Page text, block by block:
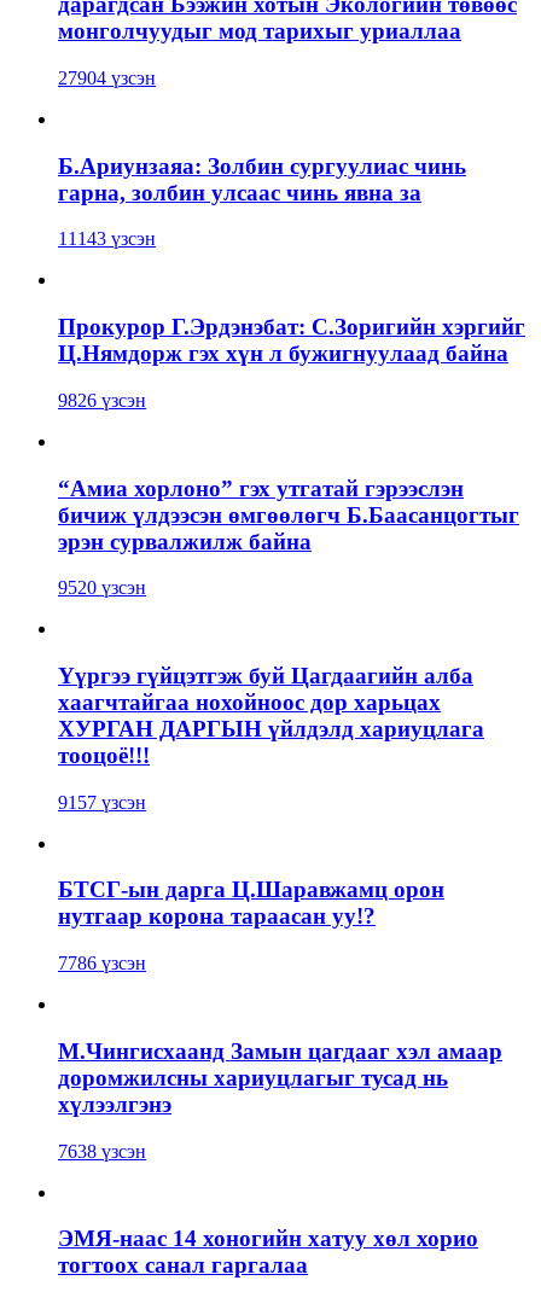
монголчуудыг мод тарихыг уриаллаа
27904 үзсэн
Б.Ариунзаяа: Золбин сургуулиас чинь
гарна, золбин улсаас чинь явна за
11143 үзсэн
Прокурор Г.Эрдэнэбат: С.Зоригийн хэргийг
Ц.Нямдорж гэх хүн л бужигнуулаад байна
9826 үзсэн
“Амиа хорлоно” гэх утгатай гэрээслэн
бичиж үлдээсэн өмгөөлөгч Б.Баасанцогтыг
эрэн сурвалжилж байна
9520 үзсэн
Үүргээ гүйцэтгэж буй Цагдаагийн алба
хаагчтайгаа нохойноос дор харьцах
ХУРГАН ДАРГЫН үйлдэлд хариуцлага
тооцоё!!!
9157 үзсэн
БТСГ-ын дарга Ц.Шаравжамц орон
нутгаар корона тараасан уу!?
7786 үзсэн
М.Чингисхаанд Замын цагдааг хэл амаар
доромжилсны хариуцлагыг тусад нь
хүлээлгэнэ
7638 үзсэн
ЭМЯ-наас 14 хоногийн хатуу хөл хорио
тогтоох санал гаргалаа